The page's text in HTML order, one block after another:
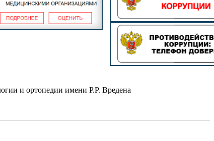
и ортопедии имени Р.Р. Вредена